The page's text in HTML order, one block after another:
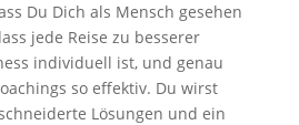
Du Dich als Mensch gesehen
jede Reise zu besserer
individuell ist, und genau
so effektiv. Du wirst
Lösungen und ein